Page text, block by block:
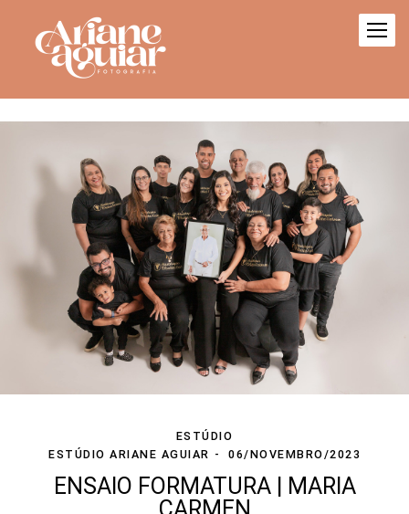
ESTÚDIO
ESTÚDIO ARIANE AGUIAR
06/NOVEMBRO/2023
ENSAIO FORMATURA | MARIA
CARMEN